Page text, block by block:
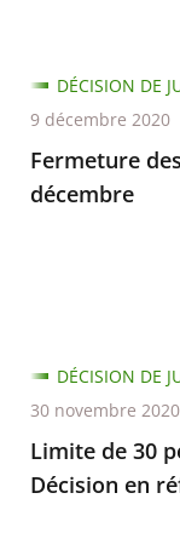
Fermeture
décembre
DÉCISION DE
9 décembre 2020
Limite de 30
Décision en
DÉCISION DE
30 novembre 2020